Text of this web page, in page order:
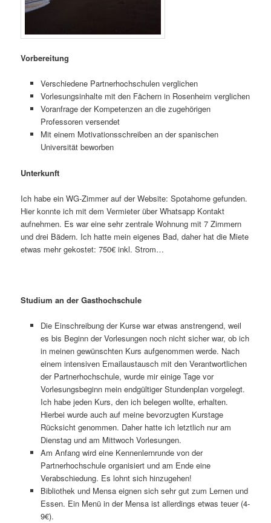
Vorbereitung
Verschiedene Partnerhochschulen verglichen
Vorlesungsinhalte mit den Fächern in Rosenheim verglichen
Voranfrage der Kompetenzen an die zugehörigen
Professoren versendet
Mit einem Motivationsschreiben an der spanischen
Universität beworben
Unterkunft
Ich habe ein WG-Zimmer auf der Website: Spotahome gefunden.
Hier konnte ich mit dem Vermieter über Whatsapp Kontakt
aufnehmen. Es war eine sehr zentrale Wohnung mit 7 Zimmern
und drei Bädern. Ich hatte mein eigenes Bad, daher hat die Miete
etwas mehr gekostet: 750€ inkl. Strom…
Studium an der Gasthochschule
Die Einschreibung der Kurse war etwas anstrengend, weil
es bis Beginn der Vorlesungen noch nicht sicher war, ob ich
in meinen gewünschten Kurs aufgenommen werde. Nach
einem intensiven Emailaustausch mit den Verantwortlichen
der Partnerhochschule, wurde mir einige Tage vor
Vorlesungsbeginn mein endgültiger Stundenplan vorgelegt.
Ich habe jeden Kurs, den ich belegen wollte, erhalten.
Hierbei wurde auch auf meine bevorzugten Kurstage
Rücksicht genommen. Daher hatte ich letztlich nur am
Dienstag und am Mittwoch Vorlesungen.
Am Anfang wird eine Kennenlernrunde von der
Partnerhochschule organisiert und am Ende eine
Verabschiedung. Es lohnt sich hinzugehen!
Bibliothek und Mensa eignen sich sehr gut zum Lernen und
Essen. Ein Menü in der Mensa ist allerdings etwas teuer (4-
9€).